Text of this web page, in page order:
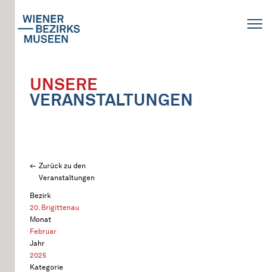
UNSERE
VERANSTALTUNGEN
Zurück zu den
Veranstaltungen
Bezirk
20. Brigittenau
Monat
Februar
Jahr
2025
Kategorie